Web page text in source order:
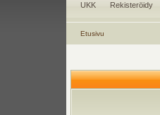
UKK Rekisteröidy
Etusivu